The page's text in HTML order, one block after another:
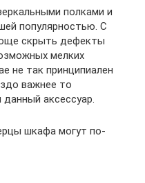
полками и
популярностью. С
скрыть дефекты
мелких
не так принципиален
важнее то
аксессуар.
шкафа могут по-